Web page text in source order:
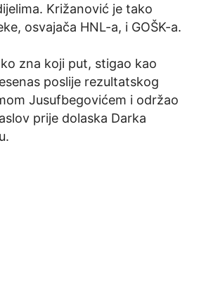
Križanović je tako
osvajača HNL-a, i GOŠK-a.
zna koji put, stigao kao
poslije rezultatskog
Jusufbegovićem i održao
prije dolaska Darka